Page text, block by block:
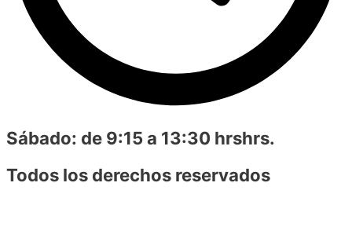
Sábado: de 9:15 a 13:30 hrshrs.
Todos los derechos reservados